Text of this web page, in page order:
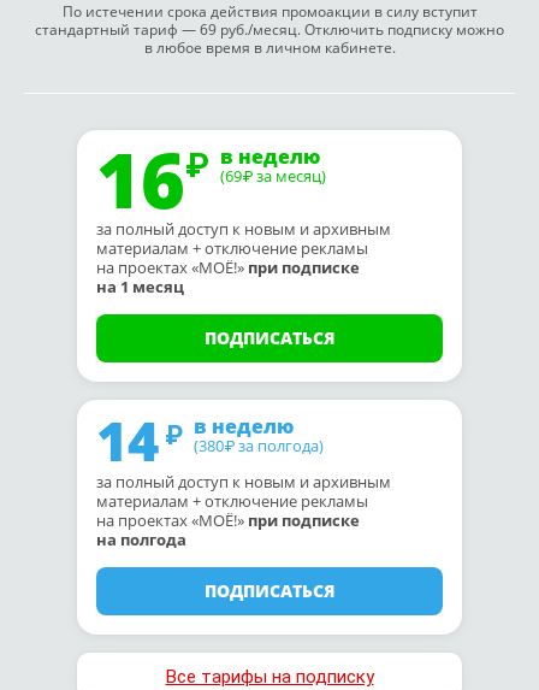
По истечении срока действия промоакции в силу вступит
стандартный тариф — 69 руб./месяц. Отключить подписку можно
в любое время в личном кабинете.
16 в неделю
(69₽ за месяц)
за полный доступ к новым и архивным
материалам + отключение рекламы
на проектах «МОЁ!» при подписке
на 1 месяц
ПОДПИСАТЬСЯ
14 в неделю
(380₽ за полгода)
за полный доступ к новым и архивным
материалам + отключение рекламы
на проектах «МОЁ!» при подписке
на полгода
ПОДПИСАТЬСЯ
Все тарифы на подписку